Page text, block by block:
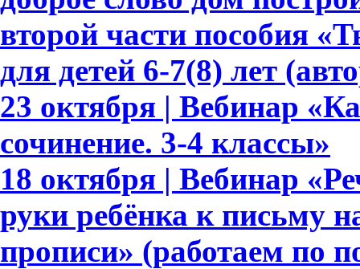
второй части пособия
для детей 6-7(8) лет
23 октября | Вебинар
сочинение. 3-4 классы»
18 октября | Вебинар
руки ребёнка к письму
прописи» (работаем по